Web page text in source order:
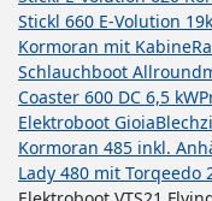
Stickl 660 E-Volution
Kormoran mit Kabine
Schlauchboot
Coaster 600 DC 6,5 kW
Elektroboot Gioia
Kormoran 485 inkl.
Lady 480 mit Torqeedo